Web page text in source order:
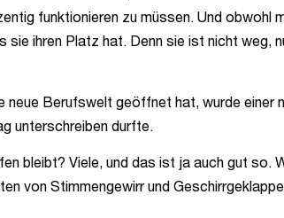
funktionieren zu müssen. Und
ihren Platz hat. Denn sie ist nicht weg,
neue Berufswelt geöffnet hat, wurde
unterschreiben durfte.
bleibt? Viele, und das ist ja auch gut so.
von Stimmengewirr und